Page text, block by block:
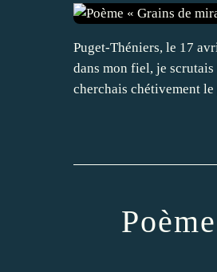
Puget-Théniers, le 17
dans mon fiel, je
cherchais chétivement le